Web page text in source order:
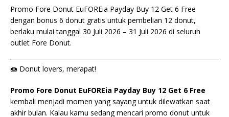
Promo Fore Donut EuFOREia Payday Buy 12 Get 6 Free
dengan bonus 6 donut gratis untuk pembelian 12 donut,
berlaku mulai tanggal 30 Juli 2026 – 31 Juli 2026 di seluruh
outlet Fore Donut.
🍩 Donut lovers, merapat!
Promo Fore Donut EuFOREia Payday Buy 12 Get 6 Free
kembali menjadi momen yang sayang untuk dilewatkan saat
akhir bulan. Kalau kamu sedang mencari promo donut untuk